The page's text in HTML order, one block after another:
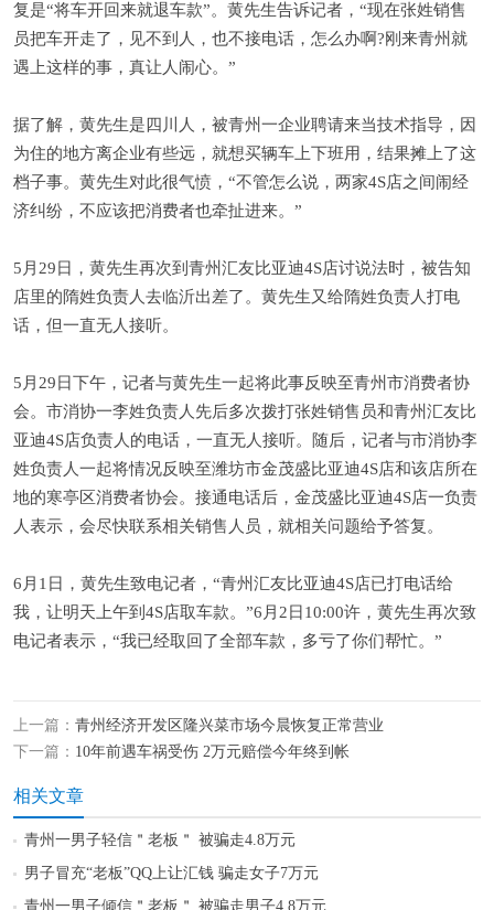
复是“将车开回来就退车款”。黄先生告诉记者，“现在张姓销售
员把车开走了，见不到人，也不接电话，怎么办啊?刚来青州就
遇上这样的事，真让人闹心。”
据了解，黄先生是四川人，被青州一企业聘请来当技术指导，因
为住的地方离企业有些远，就想买辆车上下班用，结果摊上了这
档子事。黄先生对此很气愤，“不管怎么说，两家4S店之间闹经
济纠纷，不应该把消费者也牵扯进来。”
5月29日，黄先生再次到青州汇友比亚迪4S店讨说法时，被告知
店里的隋姓负责人去临沂出差了。黄先生又给隋姓负责人打电
话，但一直无人接听。
5月29日下午，记者与黄先生一起将此事反映至青州市消费者协
会。市消协一李姓负责人先后多次拨打张姓销售员和青州汇友比
亚迪4S店负责人的电话，一直无人接听。随后，记者与市消协李
姓负责人一起将情况反映至潍坊市金茂盛比亚迪4S店和该店所在
地的寒亭区消费者协会。接通电话后，金茂盛比亚迪4S店一负责
人表示，会尽快联系相关销售人员，就相关问题给予答复。
6月1日，黄先生致电记者，“青州汇友比亚迪4S店已打电话给
我，让明天上午到4S店取车款。”6月2日10:00许，黄先生再次致
电记者表示，“我已经取回了全部车款，多亏了你们帮忙。”
上一篇： 青州经济开发区隆兴菜市场今晨恢复正常营业
下一篇： 10年前遇车祸受伤 2万元赔偿今年终到帐
相关文章
青州一男子轻信＂老板＂ 被骗走4.8万元
男子冒充“老板”QQ上让汇钱 骗走女子7万元
青州一男子倾信＂老板＂ 被骗走男子4.8万元